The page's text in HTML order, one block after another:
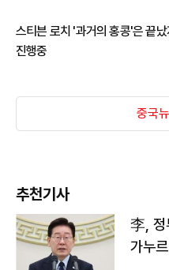
스티븐 로치 '과거의 홍콩'은 끝
진행중
중국
추천기사
李, 정
가누